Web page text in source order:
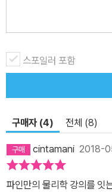
서는 양자 역학이 고전 역
역학을 이해하기 위한 새로
정성 원리, 선형 대수학 등
대상이었던 입자와 조화 진
하는 두 챕터(6~7강)에 걸
해 다룬다. 그리고 책 곳곳
수학을 이용해 양자 역학 문
공하고 있다. 이 책을 공부
스포일러 포함
구매자 (4) 전체 (8)
cintamani 2018-
파인만의 물리학 강의를 잇